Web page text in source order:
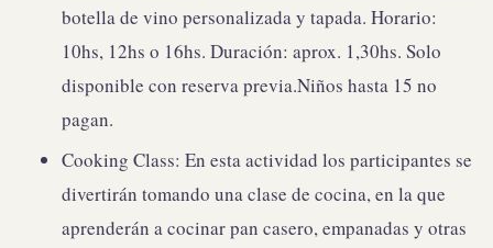
botella de vino personalizada y tapada. Horario:
10hs, 12hs o 16hs. Duración: aprox. 1,30hs. Solo
disponible con reserva previa.Niños hasta 15 no
pagan.
Cooking Class: En esta actividad los participantes se
divertirán tomando una clase de cocina, en la que
aprenderán a cocinar pan casero, empanadas y otras